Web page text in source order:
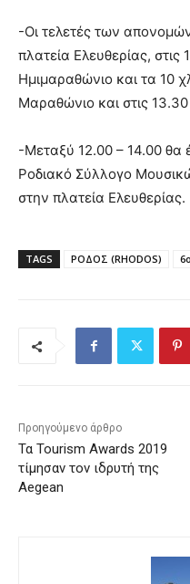
-Οι τελετές των
πλατεία Ελευθερίας, στις
Ημιμαραθώνιο και τα 10
Μαραθώνιο και στις
-Μεταξύ 12.00 – 14.00 θα
Ροδιακό Σύλλογο
στην πλατεία Ελευθερίας.
TAGS ΡΟΔΟΣ (RHODOS)
Προηγούμενο άρθρο
Τα Tourism Awards 2019
τίμησαν τον ιδρυτή της
Aegean